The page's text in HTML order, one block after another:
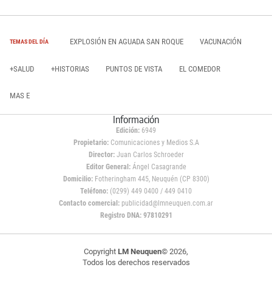
TEMAS DEL DÍA EXPLOSIÓN EN AGUADA SAN ROQUE VACUNACIÓN
+SALUD +HISTORIAS PUNTOS DE VISTA EL COMEDOR
MAS E
Información
Edición: 6949
Propietario:Comunicaciones y Medios S.A
Director: Juan Carlos Schroeder
Editor General:Ángel Casagrande
Domicilio:Fotheringham 445, Neuquén (CP 8300)
Teléfono: (0299) 449 0400 / 449 0410
Contacto comercial: publicidad@lmneuquen.com.ar
Registro DNA: 97810291
Copyright LM Neuquen© 2026,
Todos los derechos reservados